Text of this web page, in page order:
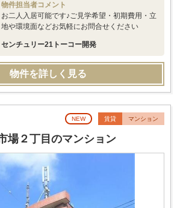
物件担当者コメント
お二人入居可能です♪ご見学希望・初期費用・立
地や環境面などお気軽にお問合せください
センチュリー21トーコー開発
物件を詳しく見る
NEW 賃貸 マンション
場２丁目のマンション